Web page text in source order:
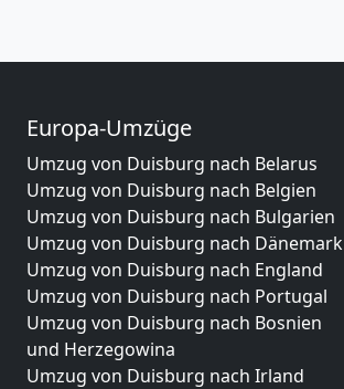
Europa-Umzüge
Umzug von Duisburg nach Belarus
Umzug von Duisburg nach Belgien
Umzug von Duisburg nach Bulgarien
Umzug von Duisburg nach Dänemark
Umzug von Duisburg nach England
Umzug von Duisburg nach Portugal
Umzug von Duisburg nach Bosnien
und Herzegowina
Umzug von Duisburg nach Irland